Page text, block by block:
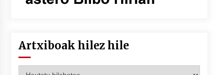
Artxiboak hilez hile